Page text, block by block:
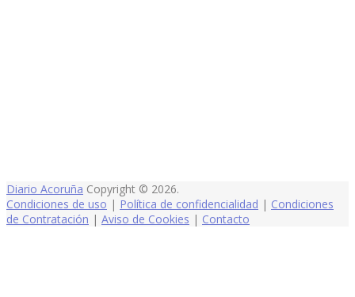
Diario Acoruña Copyright © 2026.
Condiciones de uso | Política de confidencialidad | Condiciones
de Contratación | Aviso de Cookies | Contacto